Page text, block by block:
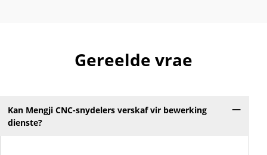
Gereelde vrae
Kan Mengji CNC-snydelers verskaf vir bewerking
dienste?